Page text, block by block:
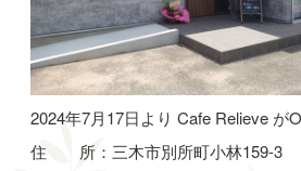
2024年7月17日より Cafe Relieve が
住 所：三木市別所町小林159-3